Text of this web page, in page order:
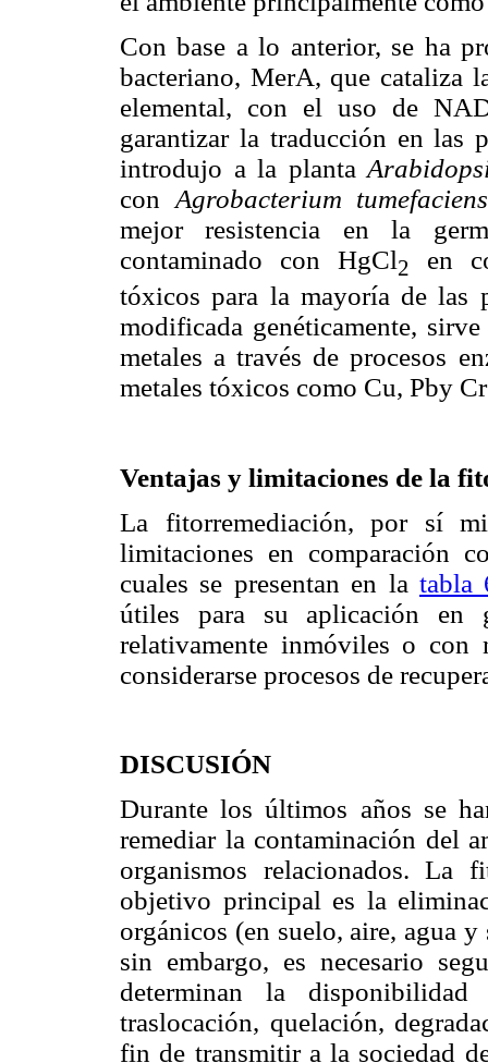
Con base a lo anterior, se ha
bacteriano, MerA, que cataliza
elemental, con el uso de
garantizar la traducción en las
introdujo a la planta
conAgrobacterium
mejor resistencia en la
contaminado con HgCl2
en
tóxicos para la mayoría de las
modificada genéticamente,
metales a través de procesos
metales tóxicos como Cu, Pby
Ventajas y limitaciones de la
La fitorremediación, por sí
limitaciones en comparación
cuales se presentan en la tabla
útiles para su aplicación en
relativamente inmóviles o con
considerarse procesos de
DISCUSIÓN
Durante los últimos años se
remediar la contaminación del
organismos relacionados. La
objetivo principal es la
orgánicos (en suelo, aire, agua
sin embargo, es necesario
determinan la
traslocación, quelación,
fin de transmitir a la sociedad